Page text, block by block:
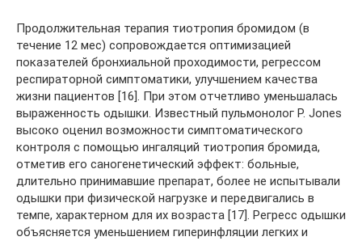
Продолжительная терапия тиотропия бромидом (в
течение 12 мес) сопровождается оптимизацией
показателей бронхиальной проходимости, регрессом
респираторной симптоматики, улучшением качества
жизни пациентов [16]. При этом отчетливо уменьшалась
выраженность одышки. Известный пульмонолог P. Jones
высоко оценил возможности симптоматического
контроля с помощью ингаляций тиотропия бромида,
отметив его саногенетический эффект: больные,
длительно принимавшие препарат, более не испытывали
одышки при физической нагрузке и передвигались в
темпе, характерном для их возраста [17]. Регресс одышки
объясняется уменьшением гиперинфляции легких и